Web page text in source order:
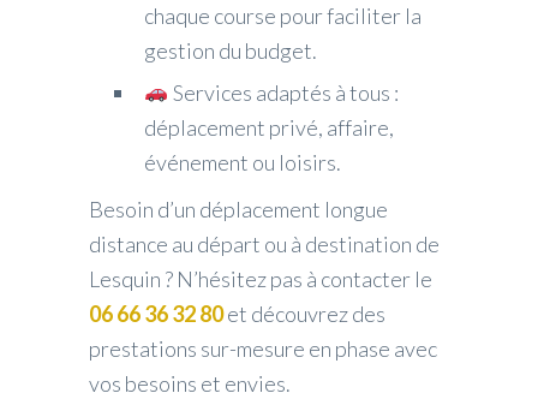
chaque course pour faciliter la
gestion du budget.
Services adaptés à tous :
déplacement privé, affaire,
événement ou loisirs.
Besoin d’un déplacement longue
distance au départ ou à destination de
Lesquin ? N’hésitez pas à contacter le
06 66 36 32 80et découvrez des
prestations sur-mesure en phase avec
vos besoins et envies.